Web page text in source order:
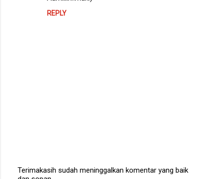
REPLY
Terimakasih sudah meninggalkan komentar yang baik